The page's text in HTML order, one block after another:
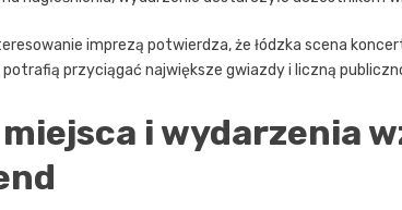
imprezą potwierdza, że łódzka scena
przyciągać największe gwiazdy i liczną
i wydarzenia